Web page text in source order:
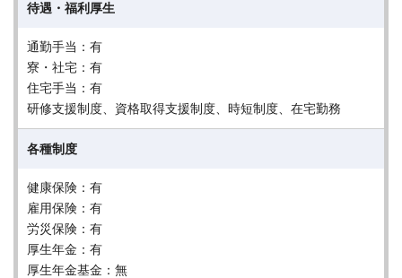
待遇・福利厚生
通勤手当：有
寮・社宅：有
住宅手当：有
研修支援制度、資格取得支援制度、時短制度、在宅勤務
各種制度
健康保険：有
雇用保険：有
労災保険：有
厚生年金：有
厚生年金基金：無